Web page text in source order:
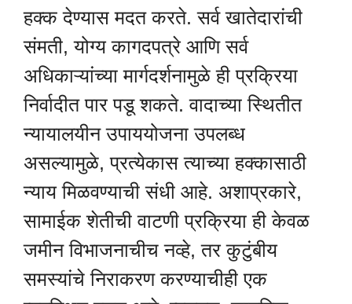
हक्क देण्यास मदत करते. सर्व खातेदारांची
संमती, योग्य कागदपत्रे आणि सर्व
अधिकाऱ्यांच्या मार्गदर्शनामुळे ही प्रक्रिया
निर्वादीत पार पडू शकते. वादाच्या स्थितीत
न्यायालयीन उपाययोजना उपलब्ध
असल्यामुळे, प्रत्येकास त्याच्या हक्कासाठी
न्याय मिळवण्याची संधी आहे. अशाप्रकारे,
सामाईक शेतीची वाटणी प्रक्रिया ही केवळ
जमीन विभाजनाचीच नव्हे, तर कुटुंबीय
समस्यांचे निराकरण करण्याचीही एक